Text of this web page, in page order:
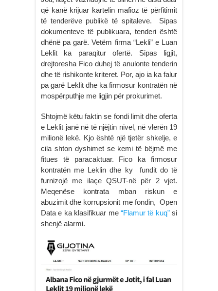
që kanë krijuar kartelin mafioz të përfitimit
të tenderëve publikë të spitaleve. Sipas
dokumenteve të publikuara, tenderi është
dhënë pa garë. Vetëm firma “Lekli” e Luan
Leklit ka paraqitur ofertë. Sipas ligjit,
drejtoresha Fico duhej të anulonte tenderin
dhe të rishikonte kriteret. Por, ajo ia ka falur
pa garë Leklit dhe ka firmosur kontratën në
mospërputhje me ligjin për prokurimet.
Shtojmë këtu faktin se fondi limit dhe oferta
e Leklit janë në të njëjtin nivel, në vlerën 19
milionë lekë. Kjo është një tjetër shkelje, e
cila shton dyshimet se kemi të bëjmë me
fitues të paracaktuar. Fico ka firmosur
kontratën me Leklin dhe ky fundit do të
furnizojë me ilaçe QSUT-në për 2 vjet.
Meqenëse kontrata mban riskun e
abuzimit dhe korrupsionit me fondin, Open
Data e ka klasifikuar me “Flamur të kuq”si
shenjë alarmi.